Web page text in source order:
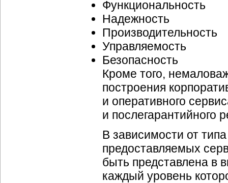
Функциональность
Надежность
Производительность
Управляемость
Безопасность
Кроме того,
построения
и оперативного
и послегарантийного
В зависимости от
предоставляемых
быть представлена в
каждый уровень